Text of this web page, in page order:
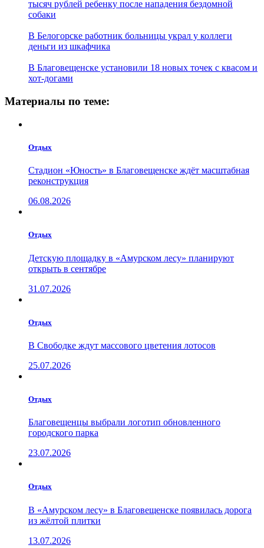
тысяч рублей ребенку после нападения бездомной
собаки
В Белогорске работник больницы украл у коллеги
деньги из шкафчика
В Благовещенске установили 18 новых точек с квасом и
хот-догами
Материалы по теме:
Отдых
Стадион «Юность» в Благовещенске ждёт масштабная
реконструкция
06.08.2026
Отдых
Детскую площадку в «Амурском лесу» планируют
открыть в сентябре
31.07.2026
Отдых
В Свободке ждут массового цветения лотосов
25.07.2026
Отдых
Благовещенцы выбрали логотип обновленного
городского парка
23.07.2026
Отдых
В «Амурском лесу» в Благовещенске появилась дорога
из жёлтой плитки
13.07.2026